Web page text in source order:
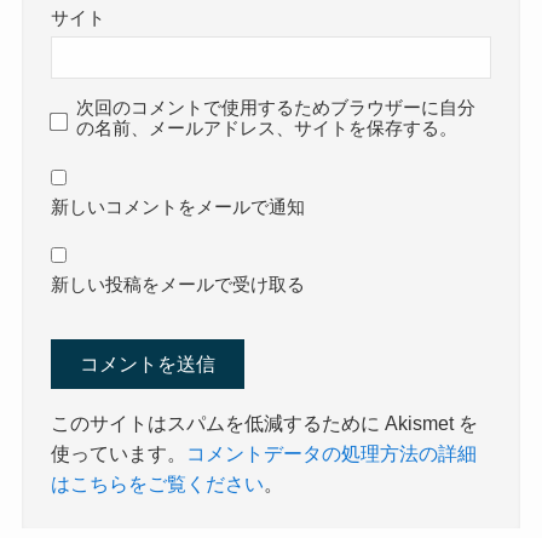
サイト
次回のコメントで使用するためブラウザーに自分
の名前、メールアドレス、サイトを保存する。
新しいコメントをメールで通知
新しい投稿をメールで受け取る
このサイトはスパムを低減するために Akismet を
使っています。
コメントデータの処理方法の詳細
はこちらをご覧ください。